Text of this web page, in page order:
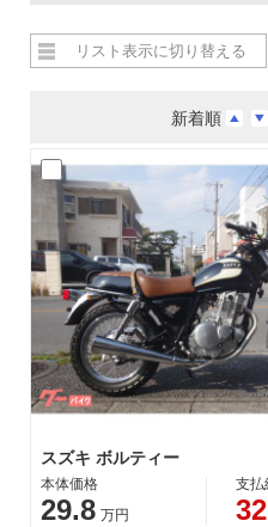
新着順
リスト表示に切り替える
スズキ ボルティー
本体価格
29.8 万円
支払